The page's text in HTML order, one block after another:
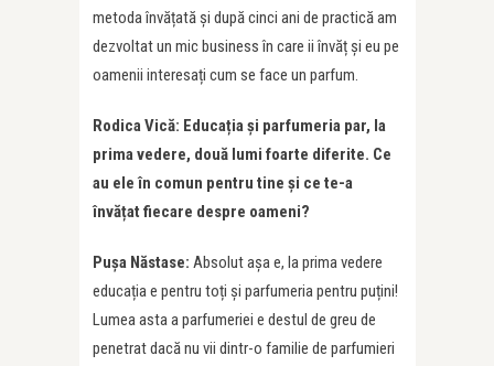
metoda învățată și după cinci ani de practică am
dezvoltat un mic business în care ii învăț și eu pe
oamenii interesați cum se face un parfum.
Rodica Vică: Educația și parfumeria par, la
prima vedere, două lumi foarte diferite. Ce
au ele în comun pentru tine și ce te-a
învățat fiecare despre oameni?
Pușa Năstase: Absolut așa e, la prima vedere
educația e pentru toți și parfumeria pentru puțini!
Lumea asta a parfumeriei e destul de greu de
penetrat dacă nu vii dintr-o familie de parfumieri